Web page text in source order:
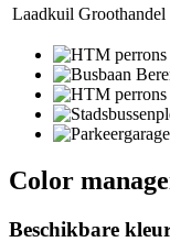
Laadkuil Groothandel
Color
Beschikbare